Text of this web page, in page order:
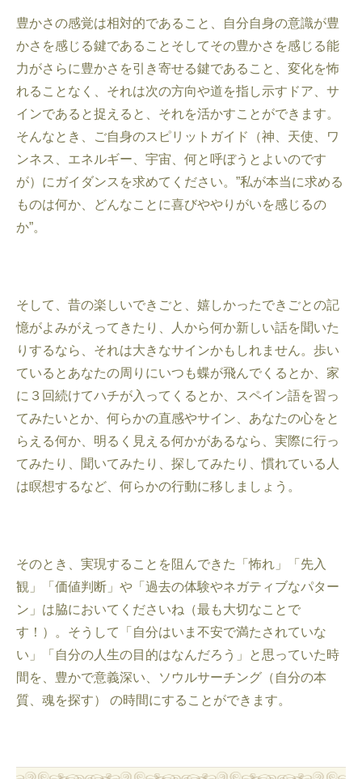
豊かさの感覚は相対的であること、自分自身の意識が豊
かさを感じる鍵であることそしてその豊かさを感じる能
力がさらに豊かさを引き寄せる鍵であること、変化を怖
れることなく、それは次の方向や道を指し示すドア、サ
インであると捉えると、それを活かすことができます。
そんなとき、ご自身のスピリットガイド（神、天使、ワ
ンネス、エネルギー、宇宙、何と呼ぼうとよいのです
が）にガイダンスを求めてください。”私が本当に求める
ものは何か、どんなことに喜びややりがいを感じるの
か”。
そして、昔の楽しいできごと、嬉しかったできごとの記
憶がよみがえってきたり、人から何か新しい話を聞いた
りするなら、それは大きなサインかもしれません。歩い
ているとあなたの周りにいつも蝶が飛んでくるとか、家
に３回続けてハチが入ってくるとか、スペイン語を習っ
てみたいとか、何らかの直感やサイン、あなたの心をと
らえる何か、明るく見える何かがあるなら、実際に行っ
てみたり、聞いてみたり、探してみたり、慣れている人
は瞑想するなど、何らかの行動に移しましょう。
そのとき、実現することを阻んできた「怖れ」「先入
観」「価値判断」や「過去の体験やネガティブなパター
ン」は脇においてくださいね（最も大切なことで
す！）。そうして「自分はいま不安で満たされていな
い」「自分の人生の目的はなんだろう」と思っていた時
間を、豊かで意義深い、ソウルサーチング（自分の本
質、魂を探す） の時間にすることができます。